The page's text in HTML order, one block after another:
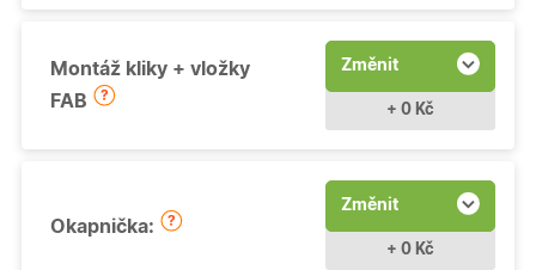
Montáž kliky + vložky
FAB
Změnit
+ 0 Kč
Okapnička:
Změnit
+ 0 Kč